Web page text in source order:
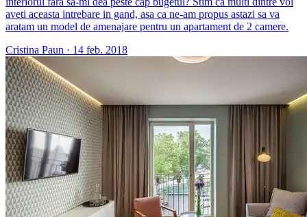
aveti aceasta intrebare in gand, asa ca ne-am propus astazi sa va
aratam un model de amenajare pentru un apartament de 2 camere.
Cristina Paun · 14 feb. 2018